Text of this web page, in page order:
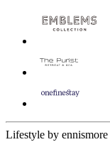
Lifestyle by ennismore